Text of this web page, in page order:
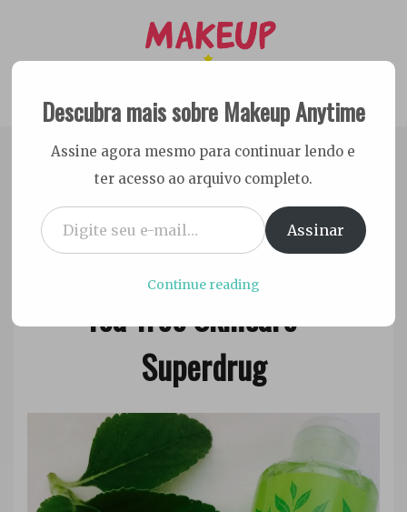
content
Makeup Anytime
Dicas Cruelty free e Vegan
21 de abril de 2017
Ester
Resenha Tônico e Hidratante
Tea Tree Skincare –
Superdrug
Pessoais
Resenha ,
Descubra mais sobre Makeup Anytime
Assine agora mesmo para continuar lendo e
ter acesso ao arquivo completo.
Digite seu e-mail…
Assinar
Continue reading